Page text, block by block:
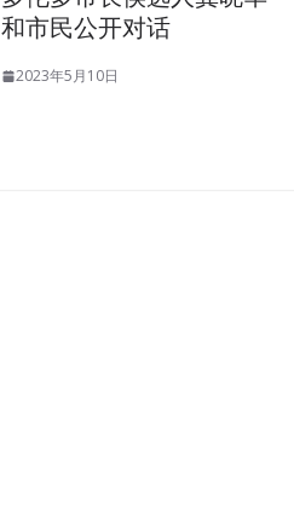
和市民公开对话
2023年5月10日